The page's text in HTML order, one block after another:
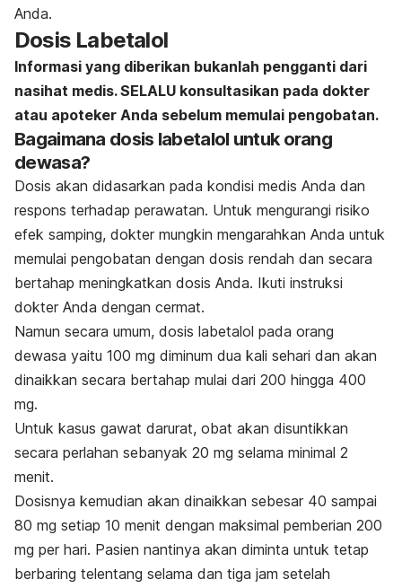
Anda.
Dosis Labetalol
Informasi yang diberikan bukanlah pengganti dari
nasihat medis. SELALU konsultasikan pada dokter
atau apoteker Anda sebelum memulai pengobatan.
Bagaimana dosis labetalol untuk orang
dewasa?
Dosis akan didasarkan pada kondisi medis Anda dan
respons terhadap perawatan. Untuk mengurangi risiko
efek samping, dokter mungkin mengarahkan Anda untuk
memulai pengobatan dengan dosis rendah dan secara
bertahap meningkatkan dosis Anda. Ikuti instruksi
dokter Anda dengan cermat.
Namun secara umum, dosis labetalol pada orang
dewasa yaitu 100 mg diminum dua kali sehari dan akan
dinaikkan secara bertahap mulai dari 200 hingga 400
mg.
Untuk kasus gawat darurat, obat akan disuntikkan
secara perlahan sebanyak 20 mg selama minimal 2
menit.
Dosisnya kemudian akan dinaikkan sebesar 40 sampai
80 mg setiap 10 menit dengan maksimal pemberian 200
mg per hari. Pasien nantinya akan diminta untuk tetap
berbaring telentang selama dan tiga jam setelah